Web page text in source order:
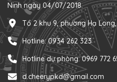
Ninh ngày 04/07/2018.
Tổ 2 khu 9, phường Hạ
Hotline: 0934 262 323
Hotline dự phòng: 0969 772
d.cheerypkd@gmail.com